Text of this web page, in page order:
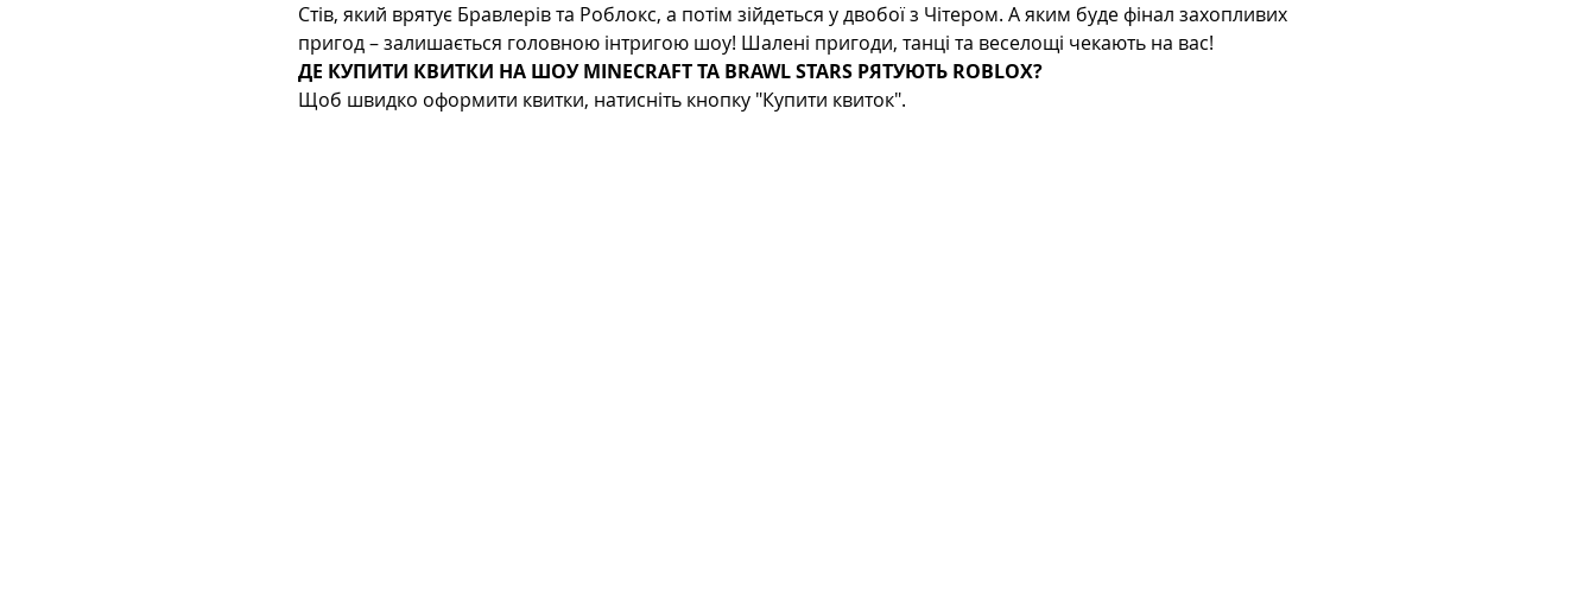
Стів, який врятує Бравлерів та Роблокс, а потім зійдеться у двобої з Чітером. А яким буде фінал захопливих
пригод – залишається головною інтригою шоу! Шалені пригоди, танці та веселощі чекають на вас!
ДЕ КУПИТИ КВИТКИ НА ШОУ MINECRAFT ТА BRAWL STARS РЯТУЮТЬ ROBLOX?
Щоб швидко оформити квитки, натисніть кнопку "Купити квиток".